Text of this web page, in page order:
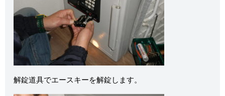
解錠道具でエースキーを解錠します。